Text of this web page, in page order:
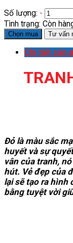
Số lượng: -
Tình trạng: Còn
Chọn mua Tư vấn
Chi tiết sản
Đỏ là màu sắc
huyết và sự
vân của tranh,
hút. Vẻ đẹp của
lại sẽ tạo ra hình
bằng tuyệt vời